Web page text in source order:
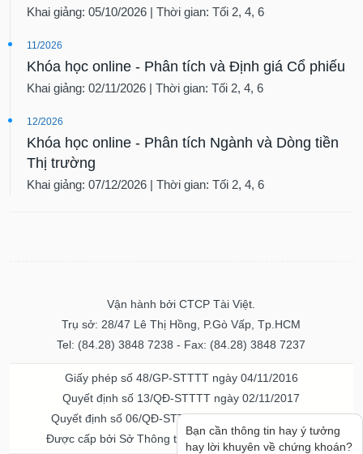
Khai giảng: 05/10/2026 | Thời gian: Tối 2, 4, 6
11/2026
Khóa học online - Phân tích và Định giá Cổ phiếu
Khai giảng: 02/11/2026 | Thời gian: Tối 2, 4, 6
12/2026
Khóa học online - Phân tích Ngành và Dòng tiền
Thị trường
Khai giảng: 07/12/2026 | Thời gian: Tối 2, 4, 6
Vận hành bởi CTCP Tài Việt.
Trụ sở: 28/47 Lê Thị Hồng, P.Gò Vấp, Tp.HCM
Tel: (84.28) 3848 7238 - Fax: (84.28) 3848 7237
Giấy phép số 48/GP-STTTT ngày 04/11/2016
Quyết định số 13/QĐ-STTTT ngày 02/11/2017
Quyết định số 06/QĐ-STTTT-ICP ngày 20/07/2023
Được cấp bởi Sở Thông tin và Truyền thông TPHCM
Bạn cần thông tin hay ý tưởng
hay lời khuyên về chứng khoán?